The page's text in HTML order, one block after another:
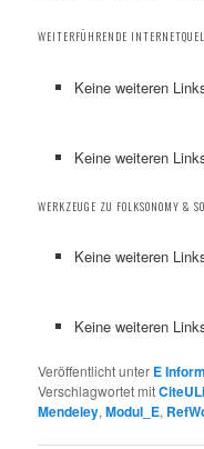
WEITERFÜHRENDE
Keine weiteren
Keine weiteren
WERKZEUGE ZU FOLKSONOMY &
Keine weiteren
Keine weiteren
Veröffentlicht unter E
Verschlagwortet mit
Mendeley,Modul_E,